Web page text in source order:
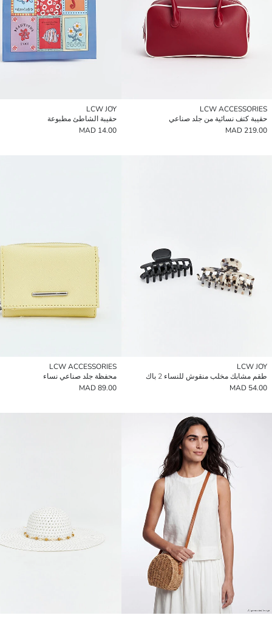
LCW ACCESSORIES
حقيبة كتف نسائية من جلد صناعي
219.00 MAD
LCW JOY
حقيبة الشاطئ مطبوعة
14.00 MAD
LCW JOY
طقم مشابك مخلب منقوش للنساء 2 باك
54.00 MAD
LCW ACCESSORIES
محفظة جلد صناعي نساء
89.00 MAD